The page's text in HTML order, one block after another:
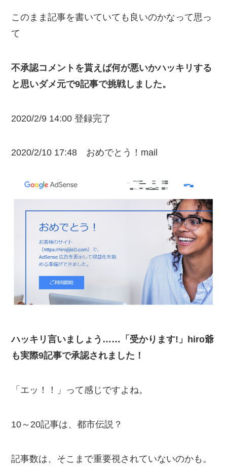
このまま記事を書いていても良いのかなって思っ
て
不承認コメントを貰えば何が悪いかハッキリする
と思いダメ元で9記事で挑戦しました。
2020/2/9 14:00 登録完了
2020/2/10 17:48 おめでとう！mail
ハッキリ言いましょう……「受かります!」hiro爺
も実際9記事で承認されました！
「エッ！！」って感じですよね。
10～20記事は、都市伝説？
記事数は、そこまで重要視されていないのかも。